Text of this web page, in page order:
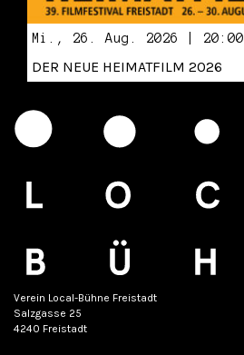
Mi., 26. Aug. 2026 | 20:00
DER NEUE HEIMATFILM 2026
Verein Local-Bühne Freistadt
Salzgasse 25
4240 Freistadt